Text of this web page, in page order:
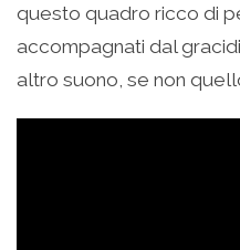
questo quadro ricco di
accompagnati dal
altro suono, se non